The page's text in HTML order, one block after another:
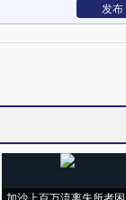
发布